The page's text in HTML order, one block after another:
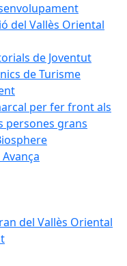
del Vallès Oriental
de Joventut
de Turisme
per fer front als
persones grans
del Vallès Oriental